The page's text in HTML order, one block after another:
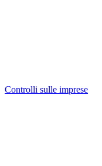
Controlli sulle imprese